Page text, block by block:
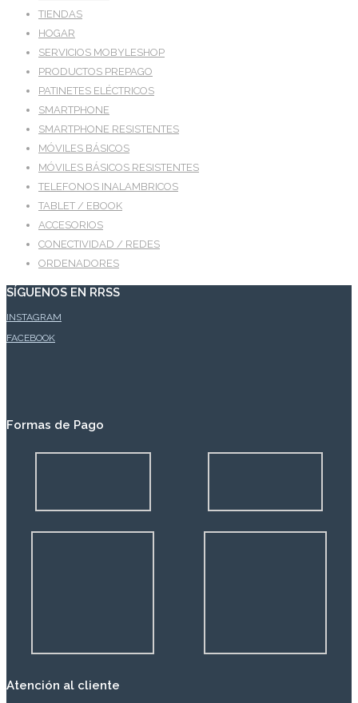
TIENDAS
HOGAR
SERVICIOS MOBYLESHOP
PRODUCTOS PREPAGO
PATINETES ELÉCTRICOS
SMARTPHONE
SMARTPHONE RESISTENTES
MÓVILES BÁSICOS
MÓVILES BÁSICOS RESISTENTES
TELEFONOS INALAMBRICOS
TABLET / EBOOK
ACCESORIOS
CONECTIVIDAD / REDES
ORDENADORES
SÍGUENOS EN RRSS
INSTAGRAM
FACEBOOK
Formas de Pago
Atención al cliente